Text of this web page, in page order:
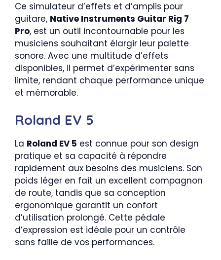
Ce simulateur d’effets et d’amplis pour
guitare, Native Instruments Guitar Rig 7
Pro, est un outil incontournable pour les
musiciens souhaitant élargir leur palette
sonore. Avec une multitude d’effets
disponibles, il permet d’expérimenter sans
limite, rendant chaque performance unique
et mémorable.
Roland EV 5
La Roland EV 5 est connue pour son design
pratique et sa capacité à répondre
rapidement aux besoins des musiciens. Son
poids léger en fait un excellent compagnon
de route, tandis que sa conception
ergonomique garantit un confort
d’utilisation prolongé. Cette pédale
d’expression est idéale pour un contrôle
sans faille de vos performances.